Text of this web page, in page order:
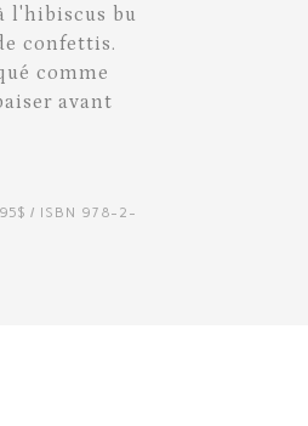
l'hibiscus bu
confettis.
comme
avant
/ ISBN 978-2-